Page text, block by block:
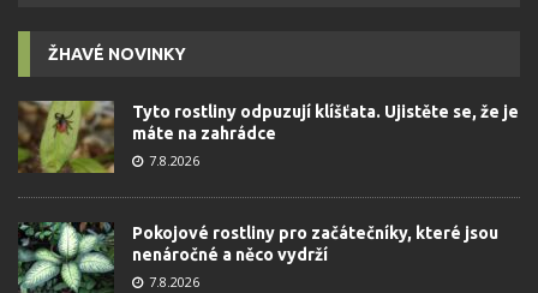
ŽHAVÉ NOVINKY
Tyto rostliny odpuzují klíšťata. Ujistěte se, že je
máte na zahrádce
7.8.2026
Pokojové rostliny pro začátečníky, které jsou
nenáročné a něco vydrží
7.8.2026